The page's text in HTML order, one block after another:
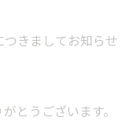
きましてお知らせ
とうございます。